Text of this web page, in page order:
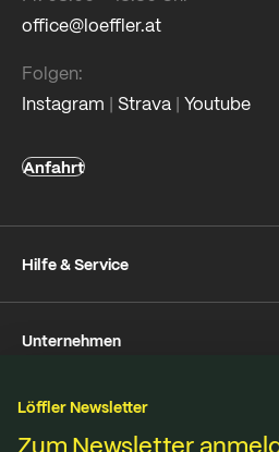
office@loeffler.at
Folgen:
Instagram | Strava | Youtube
Anfahrt
Hilfe & Service
Rückversand
Pflegetipps
Reparaturservice
Unternehmen
Nachhaltigkeit
Nachhaltigkeit
Löffler Newsletter